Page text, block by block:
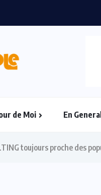
de Moi En General
toujours proche des